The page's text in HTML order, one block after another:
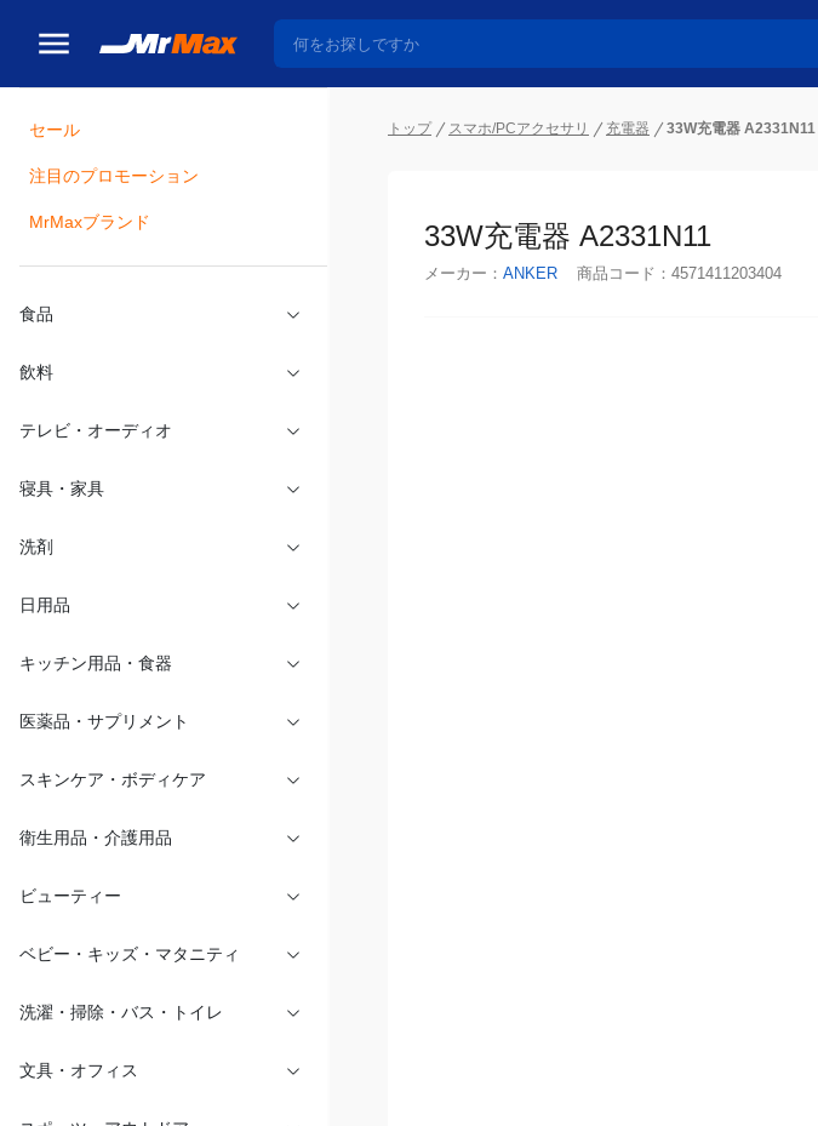
セール
注目のプロモーション
MrMaxブランド
食品
飲料
テレビ・オーディオ
寝具・家具
洗剤
日用品
トップ スマホ/PCアクセサリ 充電器 33W充電器 A2331N11
33W充電器 A2331N11
メーカー： ANKER 商品コード： 4571411203404